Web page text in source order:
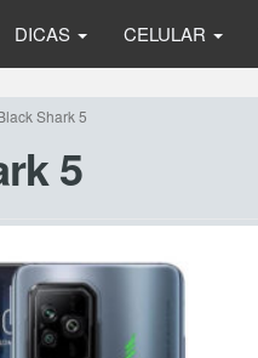
DICAS CELULAR
Shark 5
5